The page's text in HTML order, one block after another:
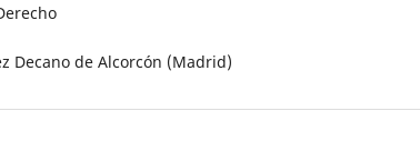
Decano de Alcorcón (Madrid)